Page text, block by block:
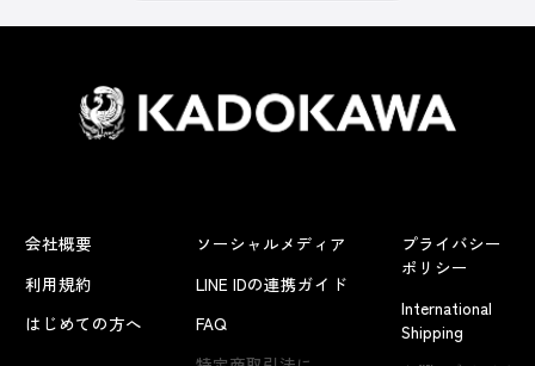
よくあるお問い合わせ
会社概要
利用規約
はじめての方へ
ソーシャルメディア
LINE IDの連携ガイド
FAQ
プライバシー
ポリシー
International
Shipping